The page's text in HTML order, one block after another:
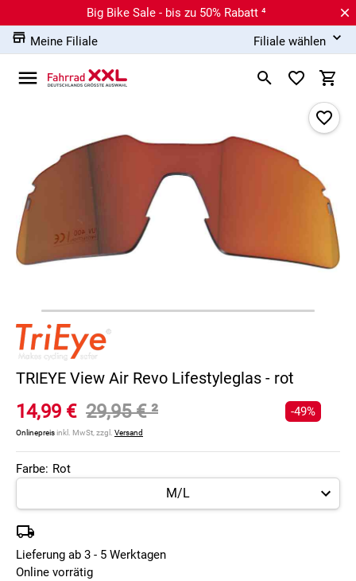
Big Bike Sale - bis zu 50% Rabatt ⁴
Meine Filiale
Filiale wählen
TRIEYE View Air Revo Lifestyleglas - rot
14,99 € 29,95 €²
Onlinepreisinkl. MwSt, zzgl. Versand
-49%
Farbe: Rot
Lieferung ab 3 - 5 Werktagen
Online vorrätig